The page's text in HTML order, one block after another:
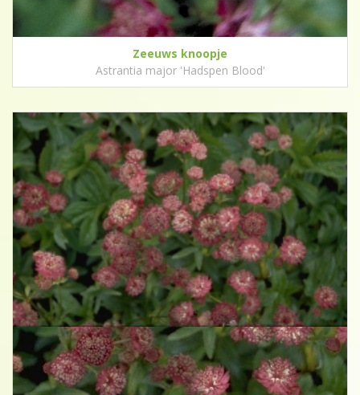
Zeeuws knoopje
Astrantia major 'Hadspen Blood'